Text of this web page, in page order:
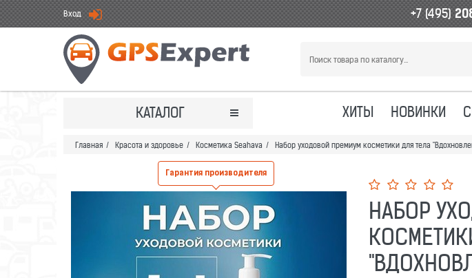
Вход +7 (495)
КАТАЛОГ ХИТЫ НОВИНКИ
Главная / Красота и здоровье / Косметика Seahava / Набор уходовой премиум косметики для тела
Гарантия производителя
НАБОР